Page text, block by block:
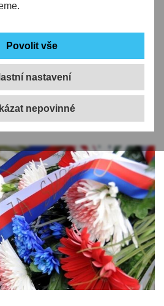
nastavení
roce od založení
státu. V letošním
další významné
1989. Tedy od roku, ve
vymanila z komunistické
začala vládnout svoboda a